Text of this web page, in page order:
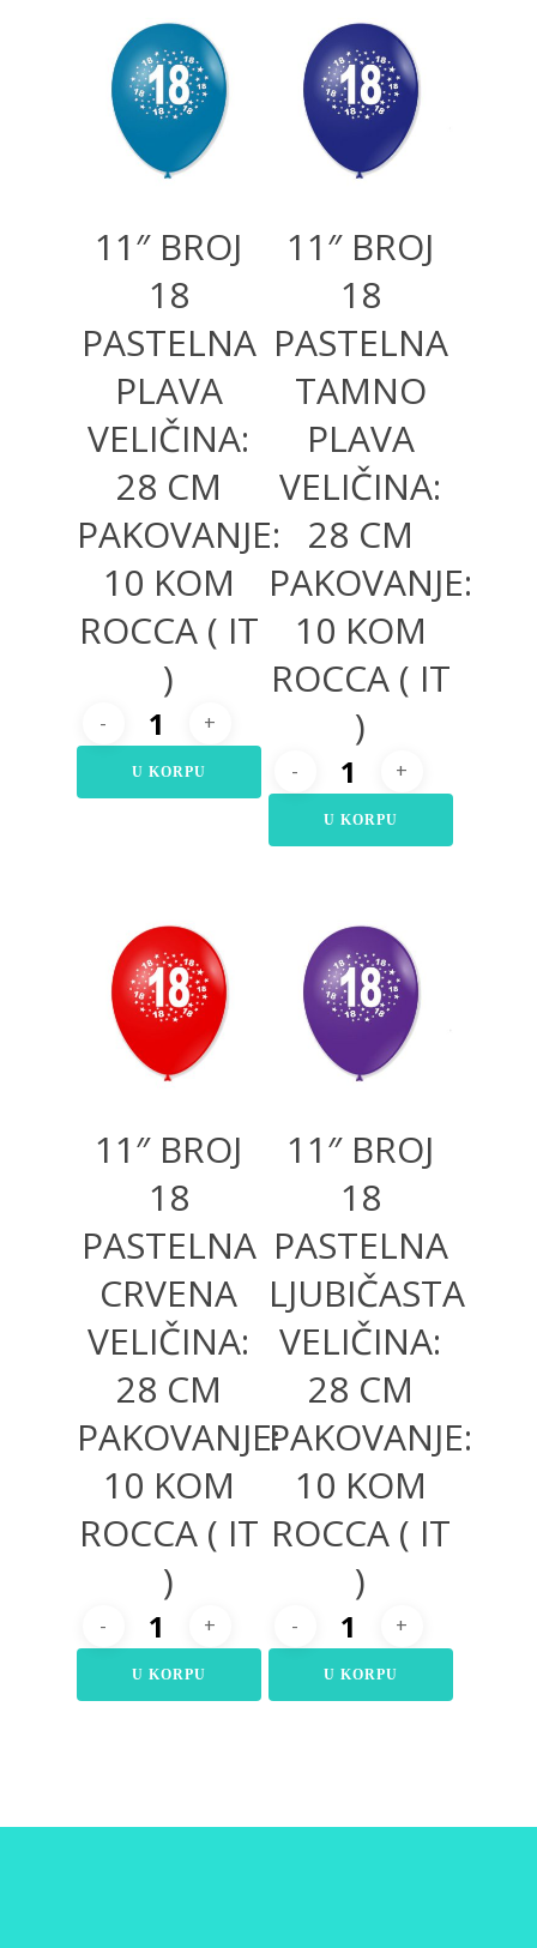
300,00RSD
11″ BROJ
18
PASTELNA
PLAVA
VELIČINA:
28 CM
PAKOVANJE:
10 KOM
ROCCA ( IT
)
U KORPU
300,00RSD
11″ BROJ
18
PASTELNA
TAMNO
PLAVA
VELIČINA:
28 CM
PAKOVANJE:
10 KOM
ROCCA ( IT
)
U KORPU
300,00RSD
11″ BROJ
18
PASTELNA
CRVENA
VELIČINA:
28 CM
PAKOVANJE:
10 KOM
ROCCA ( IT
)
U KORPU
300,00RSD
11″ BROJ
18
PASTELNA
LJUBIČASTA
VELIČINA:
28 CM
PAKOVANJE:
10 KOM
ROCCA ( IT
)
U KORPU